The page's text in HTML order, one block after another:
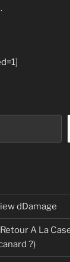
dDamage
A La
?)